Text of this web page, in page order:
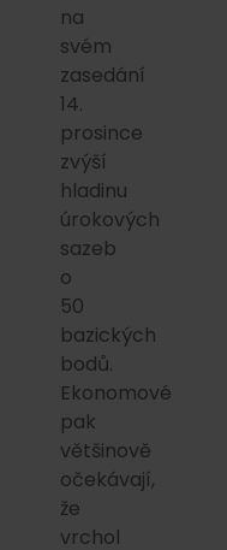
na
svém
zasedání
14.
prosince
zvýší
hladinu
úrokových
sazeb
o
50
bazických
bodů.
Ekonomové
pak
většinově
očekávají,
že
vrchol